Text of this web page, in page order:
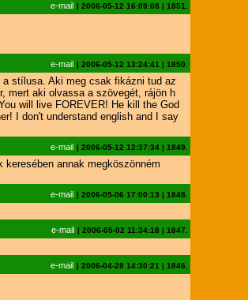
e-mail | 2006-05-12 16:09:08 | 1851.
e-mail | 2006-05-12 13:24:41 | 1850.
stílusa. Aki meg csak fikázni tud az
mert aki olvassa a szövegét, rájön h
will live FOREVER! He kill the God
I don't understand english and I say
e-mail | 2006-05-12 12:37:34| 1849.
annak megköszönném
e-mail | 2006-05-06 17:00:13 | 1848.
e-mail | 2006-05-02 11:34:18 | 1847.
e-mail | 2006-04-28 14:30:21 | 1846.